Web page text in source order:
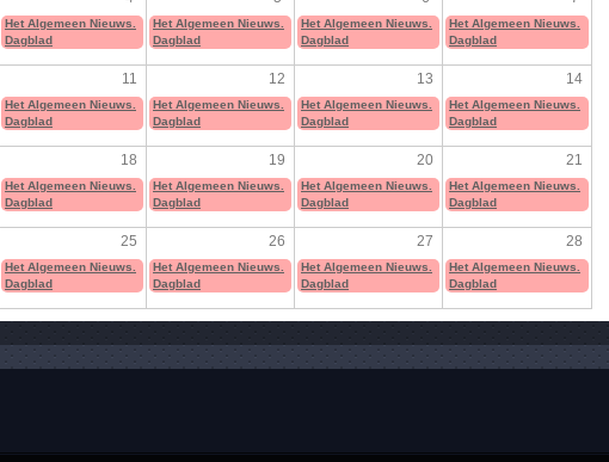
Het Algemeen Nieuws.
Dagblad
Het Algemeen Nieuws.
Dagblad
Het Algemeen Nieuws.
Dagblad
Het Algemeen Nieuws.
Dagblad
11 12 13 14
Het Algemeen Nieuws.
Dagblad
Het Algemeen Nieuws.
Dagblad
Het Algemeen Nieuws.
Dagblad
Het Algemeen Nieuws.
Dagblad
18 19 20 21
Het Algemeen Nieuws.
Dagblad
Het Algemeen Nieuws.
Dagblad
Het Algemeen Nieuws.
Dagblad
Het Algemeen Nieuws.
Dagblad
25 26 27 28
Het Algemeen Nieuws.
Dagblad
Het Algemeen Nieuws.
Dagblad
Het Algemeen Nieuws.
Dagblad
Het Algemeen Nieuws.
Dagblad